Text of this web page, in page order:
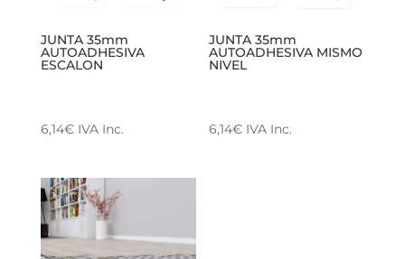
JUNTA 35mm
AUTOADHESIVA
ESCALON
6,14€ IVA Inc.
producto
tiene
múltiples
variantes.
JUNTA 35mm
AUTOADHESIVA MISMO
NIVEL
6,14€ IVA Inc.